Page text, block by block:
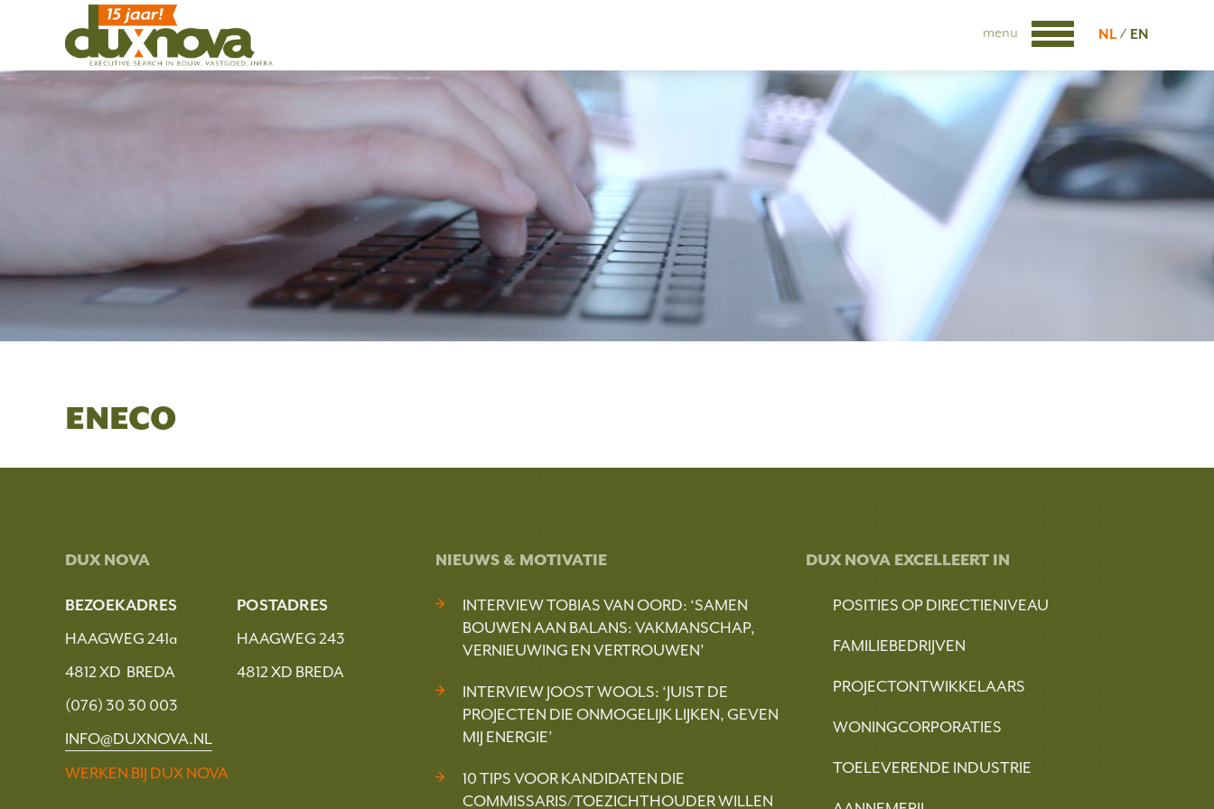
menu NL EN
ENECO
DUX NOVA
BEZOEKADRES
HAAGWEG 241a
4812 XD BREDA
(076) 30 30 003
INFO@DUXNOVA.NL
WERKEN BIJ DUX NOVA
POSTADRES
HAAGWEG 243
4812 XD BREDA
NIEUWS & MOTIVATIE
INTERVIEW TOBIAS VAN OORD: ‘SAMEN
BOUWEN AAN BALANS: VAKMANSCHAP,
VERNIEUWING EN VERTROUWEN’
INTERVIEW JOOST WOOLS: ‘JUIST DE
PROJECTEN DIE ONMOGELIJK LIJKEN, GEVEN
MIJ ENERGIE’
10 TIPS VOOR KANDIDATEN DIE
COMMISSARIS/TOEZICHTHOUDER WILLEN
DUX NOVA EXCELLEERT IN
POSITIES OP DIRECTIENIVEAU
FAMILIEBEDRIJVEN
PROJECTONTWIKKELAARS
WONINGCORPORATIES
TOELEVERENDE INDUSTRIE